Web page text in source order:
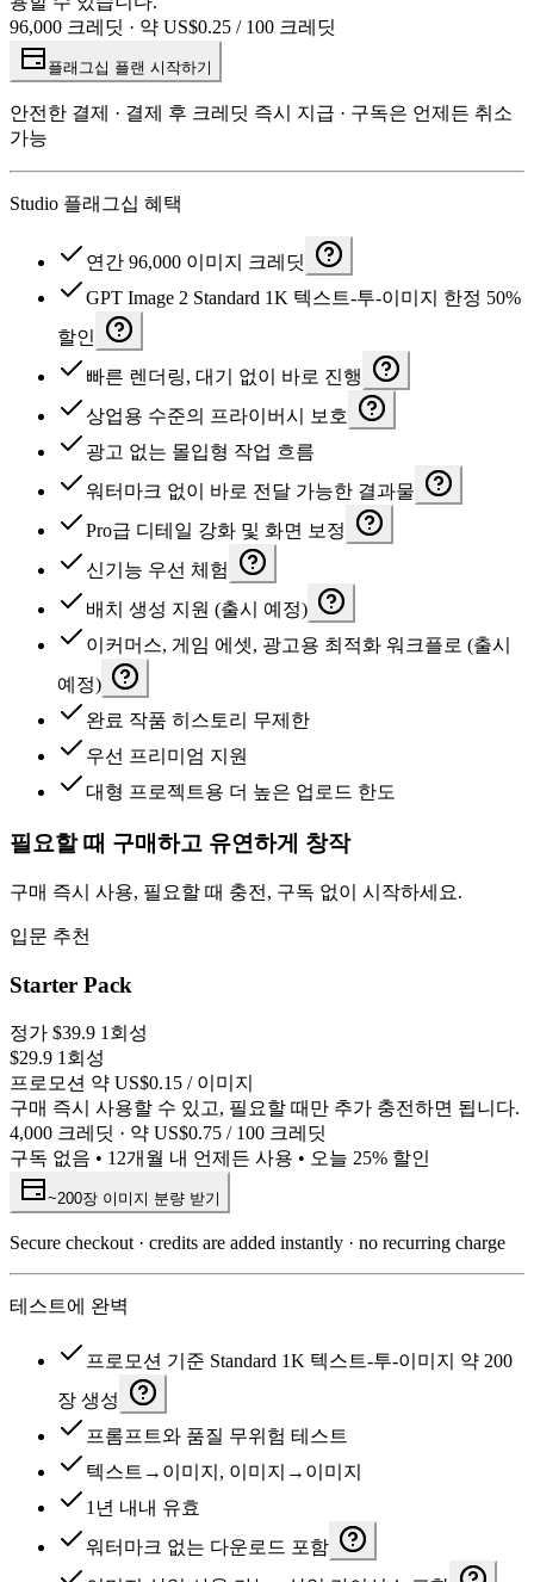
96,000 크레딧 · 약 US$0.25 / 100 크레딧
플래그십 플랜 시작하기
안전한 결제 · 결제 후 크레딧 즉시 지급 · 구독은 언제든 취소
가능
Studio 플래그십 혜택
연간 96,000 이미지 크레딧
GPT Image 2 Standard 1K 텍스트-투-이미지 한정 50%
할인
빠른 렌더링, 대기 없이 바로 진행
상업용 수준의 프라이버시 보호
광고 없는 몰입형 작업 흐름
워터마크 없이 바로 전달 가능한 결과물
Pro급 디테일 강화 및 화면 보정
신기능 우선 체험
배치 생성 지원 (출시 예정)
이커머스, 게임 에셋, 광고용 최적화 워크플로 (출시
예정)
완료 작품 히스토리 무제한
우선 프리미엄 지원
대형 프로젝트용 더 높은 업로드 한도
필요할 때 구매하고 유연하게 창작
구매 즉시 사용, 필요할 때 충전, 구독 없이 시작하세요.
입문 추천
Starter Pack
정가 $39.9 1회성
$29.9 1회성
프로모션 약 US$0.15 / 이미지
구매 즉시 사용할 수 있고, 필요할 때만 추가 충전하면 됩니다.
4,000 크레딧 · 약 US$0.75 / 100 크레딧
구독 없음 • 12개월 내 언제든 사용 • 오늘 25% 할인
~200장 이미지 분량 받기
Secure checkout · credits are added instantly · no recurring charge
테스트에 완벽
프로모션 기준 Standard 1K 텍스트-투-이미지 약 200
장 생성
프롬프트와 품질 무위험 테스트
텍스트→이미지, 이미지→이미지
1년 내내 유효
워터마크 없는 다운로드 포함